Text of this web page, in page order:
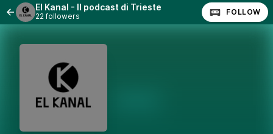
El Kanal - Il podcast di Trieste
22 followers FOLLOW